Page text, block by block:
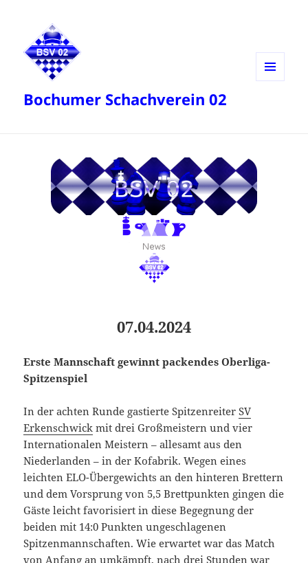
Bochumer Schachverein 02
07.04.2024
Erste Mannschaft gewinnt packendes Oberliga-
Spitzenspiel
In der achten Runde gastierte SpitzenreiterSV
Erkenschwick mit drei Großmeistern und vier
Internationalen Meistern – allesamt aus den
Niederlanden – in der Kofabrik. Wegen eines
leichten ELO-Übergewichts an den hinteren Brettern
und dem Vorsprung von 5,5 Brettpunkten gingen die
Gäste leicht favorisiert in diese Begegnung der
beiden mit 14:0 Punkten ungeschlagenen
Spitzenmannschaften. Wie erwartet war das Match
von Anfang an umkämpft, nach drei Stunden war